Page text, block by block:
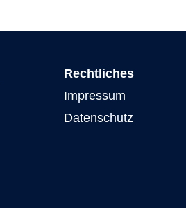
Rechtliches
Impressum
Datenschutz